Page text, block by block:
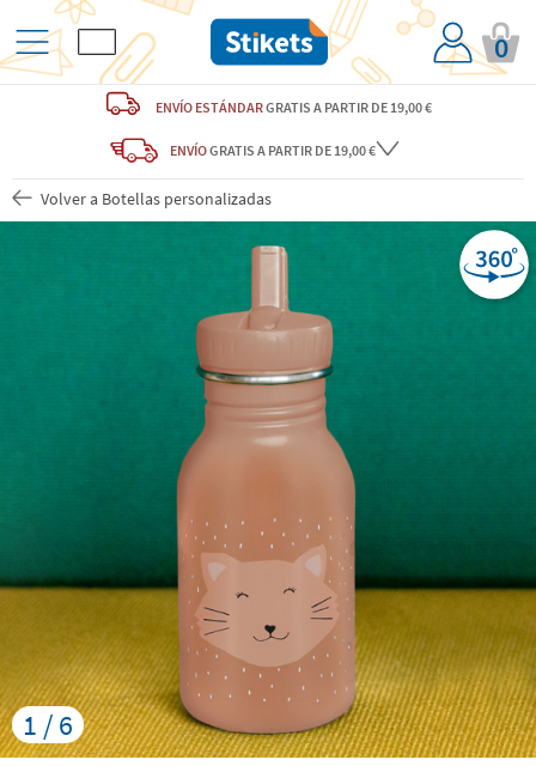
0
ENVÍO ESTÁNDARGRATIS A PARTIR DE 19,00 €
ENVÍOGRATIS A PARTIR DE 19,00 €
Volver a Botellas personalizadas
1 / 6